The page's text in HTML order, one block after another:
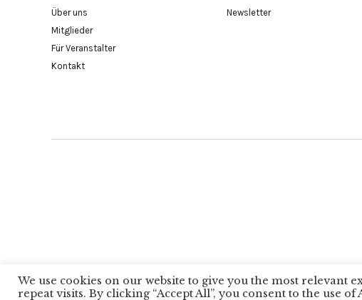
Über uns
Mitglieder
Für Veranstalter
Kontakt
Newsletter
Copyright © 2026
We use cookies on our website to give you the most relevant
repeat visits. By clicking “Accept All”, you consent to the use